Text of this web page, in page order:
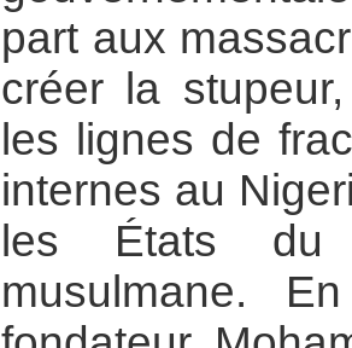
part aux
créer la
les lignes de
internes au
les États du
musulmane.